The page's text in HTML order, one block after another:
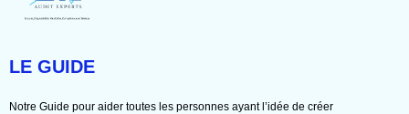
LE GUIDE
Notre Guide pour aider toutes les personnes ayant l’idée de créer